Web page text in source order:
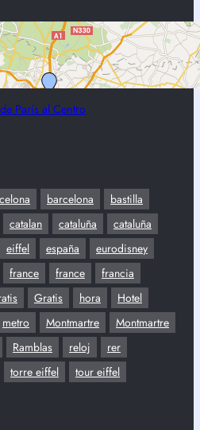
París al Centro
barcelona
bastilla
catalan cataluña
cataluña
eiffel españa
eurodisney
france france
francia
Gratis hora
Hotel
metro Montmartre
Montmartre
Ramblas reloj
rer
torre eiffel tour eiffel